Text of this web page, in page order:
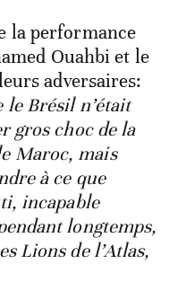
la performance
Ouahbi et le
adversaires:
le Brésil n’était
gros choc de la
Maroc, mais
à ce que
incapable
longtemps,
Lions de l’Atlas,